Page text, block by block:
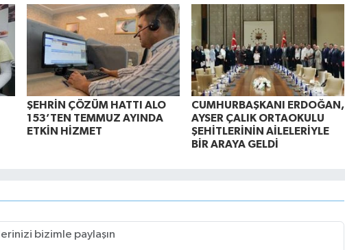
ŞEHRİN ÇÖZÜM HATTI ALO
153’TEN TEMMUZ AYINDA
ETKİN HİZMET
CUMHURBAŞKANI ERDOĞAN,
AYSER ÇALIK ORTAOKULU
ŞEHİTLERİNİN AİLELERİYLE
BİR ARAYA GELDİ